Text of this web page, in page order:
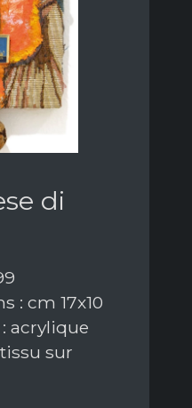
di
: cm 17x10
acrylique
sur